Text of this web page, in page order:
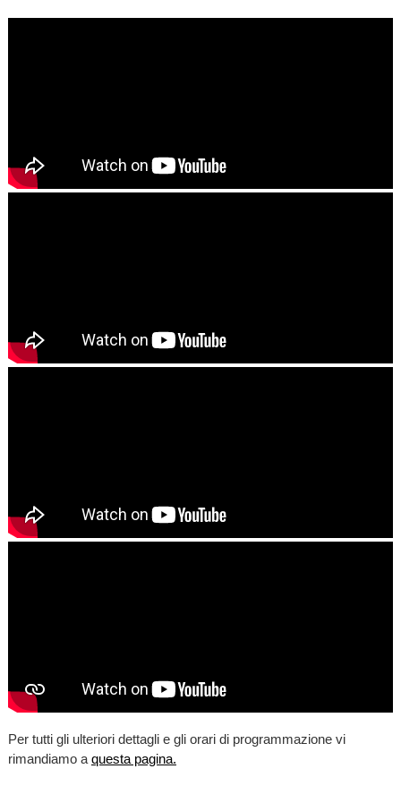
Per tutti gli ulteriori dettagli e gli orari di programmazione vi
rimandiamo a questa pagina.